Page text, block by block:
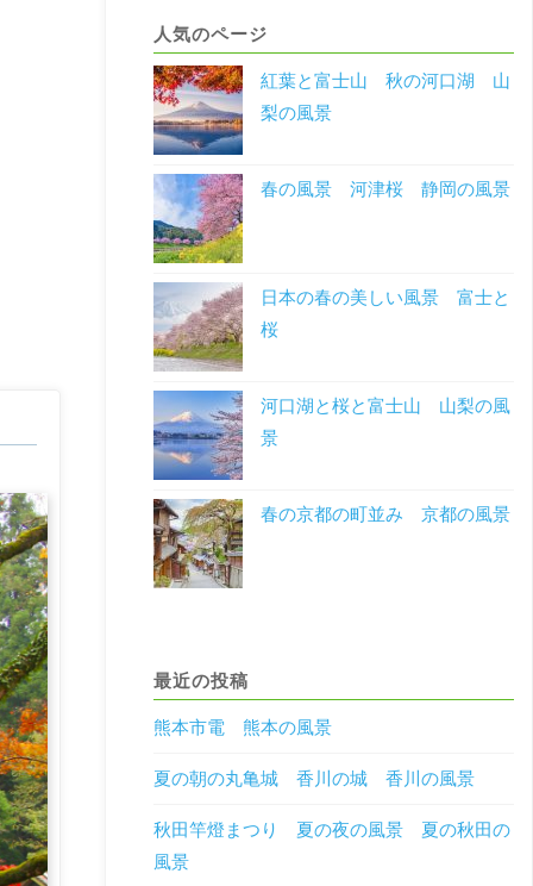
人気のページ
紅葉と富士山 秋の河口湖 山
梨の風景
春の風景 河津桜 静岡の風景
日本の春の美しい風景 富士と
桜
河口湖と桜と富士山 山梨の風
景
春の京都の町並み 京都の風景
最近の投稿
熊本市電 熊本の風景
夏の朝の丸亀城 香川の城 香川の風景
秋田竿燈まつり 夏の夜の風景 夏の秋田の
風景